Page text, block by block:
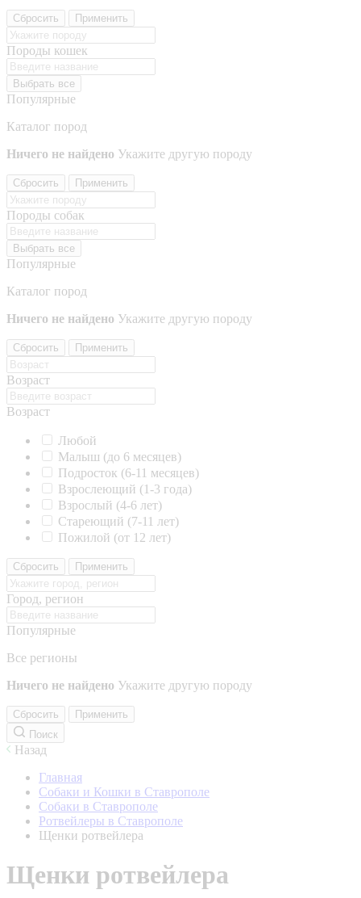
Сбросить Применить
Породы кошек
Выбрать все
Популярные
Каталог пород
Ничего не найдено Укажите другую породу
Сбросить Применить
Породы собак
Выбрать все
Популярные
Каталог пород
Ничего не найдено Укажите другую породу
Сбросить Применить
Возраст
Возраст
Любой
Малыш (до 6 месяцев)
Подросток (6-11 месяцев)
Взрослеющий (1-3 года)
Взрослый (4-6 лет)
Стареющий (7-11 лет)
Пожилой (от 12 лет)
Сбросить Применить
Город, регион
Популярные
Все регионы
Ничего не найдено Укажите другую породу
Сбросить
Применить
Поиск
Назад
Главная
Собаки и Кошки в Ставрополе
Собаки в Ставрополе
Ротвейлеры в Ставрополе
Щенки ротвейлера
Щенки ротвейлера